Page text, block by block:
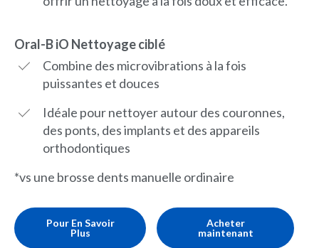
Oral-B iO Nettoyage ciblé
Combine des microvibrations à la fois
puissantes et douces
Idéale pour nettoyer autour des couronnes,
des ponts, des implants et des appareils
orthodontiques
*vs une brosse dents manuelle ordinaire
Pour En Savoir
Plus
Acheter
maintenant